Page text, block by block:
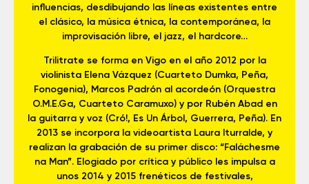
influencias, desdibujando las líneas existentes entre
el clásico, la música étnica, la contemporánea, la
improvisación libre, el jazz, el hardcore…
Trilitrate se forma en Vigo en el año 2012 por la
violinista Elena Vázquez (Cuarteto Dumka, Peña,
Fonogenia), Marcos Padrón al acordeón (Orquestra
O.M.E.Ga, Cuarteto Caramuxo) y por Rubén Abad en
la guitarra y voz (Cró!, Es Un Árbol, Guerrera, Peña). En
2013 se incorpora la videoartista Laura Iturralde, y
realizan la grabación de su primer disco: “Faláchesme
na Man”. Elogiado por crítica y público les impulsa a
unos 2014 y 2015 frenéticos de festivales,